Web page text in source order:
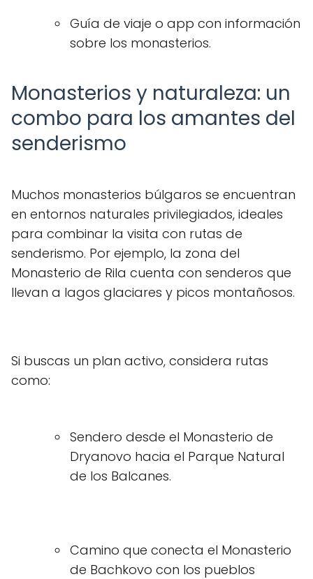
Guía de viaje o app con información
sobre los monasterios.
Monasterios y naturaleza: un
combo para los amantes del
senderismo
Muchos monasterios búlgaros se encuentran
en entornos naturales privilegiados, ideales
para combinar la visita con rutas de
senderismo. Por ejemplo, la zona del
Monasterio de Rila cuenta con senderos que
llevan a lagos glaciares y picos montañosos.
Si buscas un plan activo, considera rutas
como:
Sendero desde el Monasterio de
Dryanovo hacia el Parque Natural
de los Balcanes.
Camino que conecta el Monasterio
de Bachkovo con los pueblos